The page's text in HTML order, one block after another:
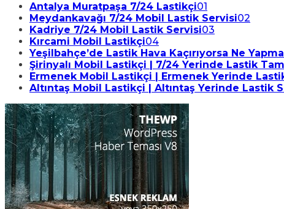
Antalya Muratpaşa 7/24 Lastikçi01
Meydankavağı 7/24 Mobil Lastik Servisi02
Kadriye 7/24 Mobil Lastik Servisi03
Kırcami Mobil Lastikçi04
Yeşilbahçe’de Lastik Hava Kaçırıyorsa Ne
Şirinyalı Mobil Lastikçi | 7/24 Yerinde Lastik
Ermenek Mobil Lastikçi | Ermenek Yerinde
Altıntaş Mobil Lastikçi | Altıntaş Yerinde Lastik